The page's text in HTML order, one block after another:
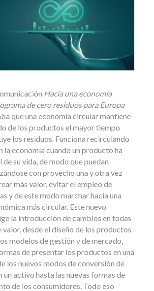
Hacia una economía
de cero residuos para Europa
que una economía circular mantiene
de los productos el mayor tiempo
los residuos. Funciona recirculando
la economía cuando un producto ha
su vida, de modo que puedan
con provecho una y otra vez
más valor, evitar el empleo de
y de este modo marchar hacia una
más circular. Este nuevo
la introducción de cambios en todas
valor, desde el diseño de los productos
modelos de gestión y de mercado,
de presentar los productos en una
los nuevos modos de conversión de
un activo hasta las nuevas formas de
de los consumidores. Todo eso